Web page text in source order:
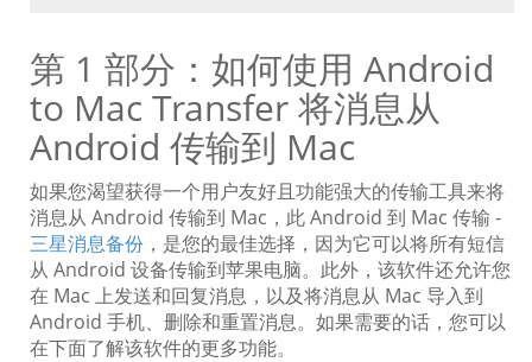
第 1 部分：如何使用 Android
to Mac Transfer 将消息从
Android 传输到 Mac
如果您渴望获得一个用户友好且功能强大的传输工具来将
消息从 Android 传输到 Mac，此 Android 到 Mac 传输 -
三星消息备份 ，是您的最佳选择，因为它可以将所有短信
从 Android 设备传输到苹果电脑。此外，该软件还允许您
在 Mac 上发送和回复消息，以及将消息从 Mac 导入到
Android 手机、删除和重置消息。如果需要的话，您可以
在下面了解该软件的更多功能。